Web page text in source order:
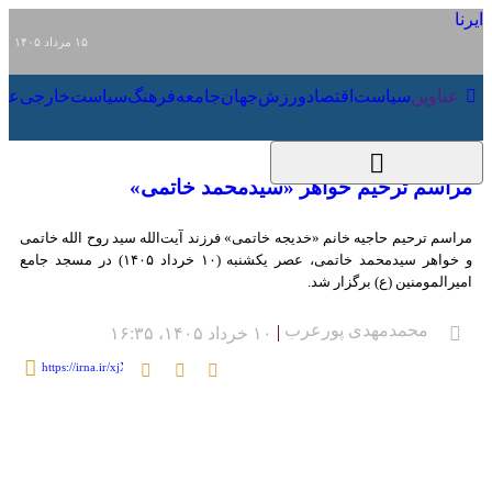
عناوین‌ سیاست اقتصاد ورزش جهان جامعه فرهنگ
مراسم ترحیم خواهر «سیدمحمد خاتمی»
مراسم ترحیم حاجیه خانم «خدیجه خاتمی» فرزند آیت‌الله سید روح الله خاتمی و
خواهر سیدمحمد خاتمی، عصر یکشنبه (۱۰ خرداد ۱۴۰۵) در مسجد جامع امیرالمومنین
(ع) برگزار شد.
محمدمهدی پورعرب